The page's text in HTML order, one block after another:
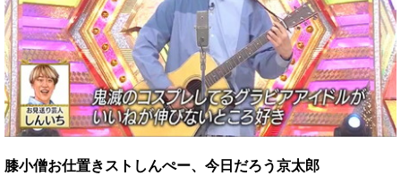
膝小僧お仕置きストしんぺー、今日だろう京太郎